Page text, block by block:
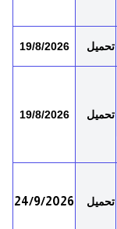
تحميل 19/8/2026
تحميل 19/8/2026
تحميل 24/9/2026